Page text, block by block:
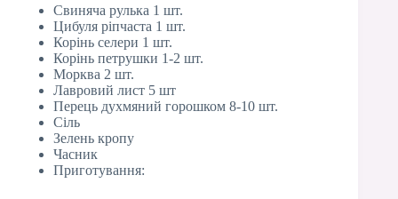
Свиняча рулька 1 шт.
Цибуля ріпчаста 1 шт.
Корінь селери 1 шт.
Корінь петрушки 1-2 шт.
Морква 2 шт.
Лавровий лист 5 шт
Перець духмяний горошком 8-10 шт.
Сіль
Зелень кропу
Часник
Приготування: